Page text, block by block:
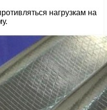
нагрузкам на